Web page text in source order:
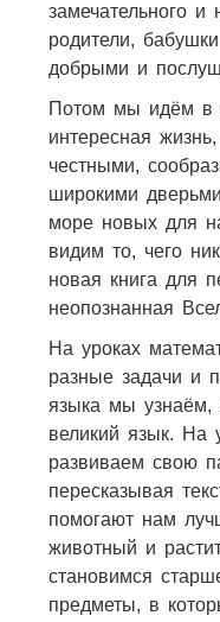
замечательного и
родители,
добрыми и
Потом мы идём в
интересная
честными,
широкими
море новых для
видим то, чего
новая книга для
неопознанная
На уроках
разные задачи и
языка мы узнаём,
великий язык. На
развиваем свою
пересказывая
помогают нам
животный и
становимся
предметы, в